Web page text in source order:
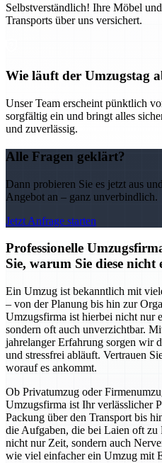
Selbstverständlich! Ihre Möbel
Transports über uns versichert.
Wie läuft der Umzugstag
Unser Team erscheint pünktlich
sorgfältig ein und bringt alles
und zuverlässig.
Alle Fragen geklärt?
Dann probieren Sie es jetzt aus
Angebot an – ganz unverbindlich.
Jetzt Anfrage starten
Professionelle
Sie, warum Sie diese
Ein Umzug ist bekanntlich mit
– von der Planung bis hin zur
Umzugsfirma ist hierbei nicht nur
sondern oft auch unverzichtbar.
jahrelanger Erfahrung sorgen wir
und stressfrei abläuft. Vertrauen
worauf es ankommt.
Ob Privatumzug oder
Umzugsfirma ist Ihr verlässlicher
Packung über den Transport bis
die Aufgaben, die bei Laien oft zu
nicht nur Zeit, sondern auch
wie viel einfacher ein Umzug mit